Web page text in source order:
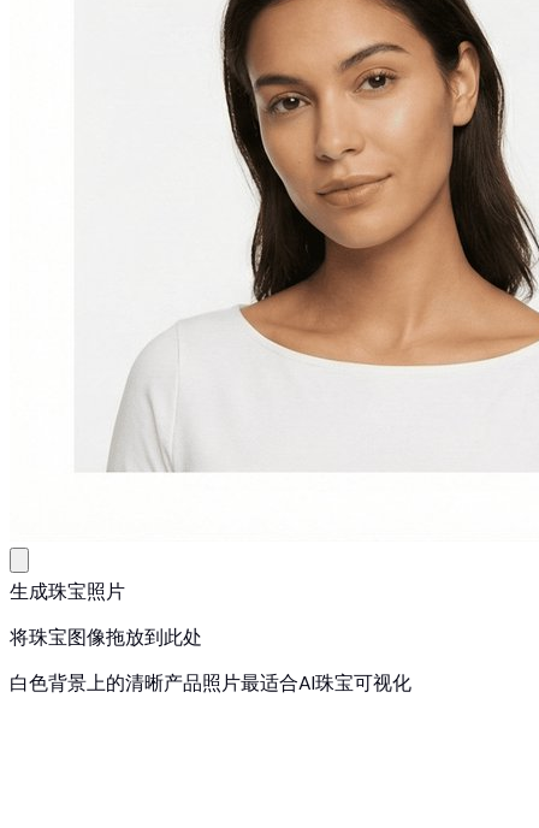
生成珠宝照片
将珠宝图像拖放到此处
白色背景上的清晰产品照片最适合AI珠宝可视化